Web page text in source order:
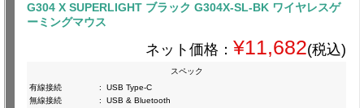
G304 X SUPERLIGHT ブラック G304X-SL-BK ワイヤレスゲ
ーミングマウス
ネット価格： ¥11,682(税込)
スペック
有線接続
:
USB Type-C
無線接続
:
USB & Bluetooth